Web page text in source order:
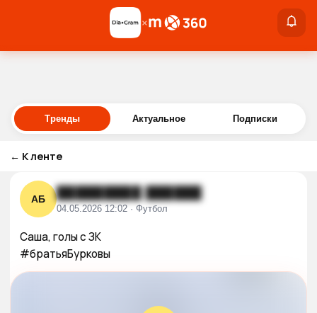
Войти
×
Тренды Актуальное Подписки
← К ленте
АБ █████████ ██████
04.05.2026 12:02 · Футбол
Саша, голы с ЗК
#братьяБурковы